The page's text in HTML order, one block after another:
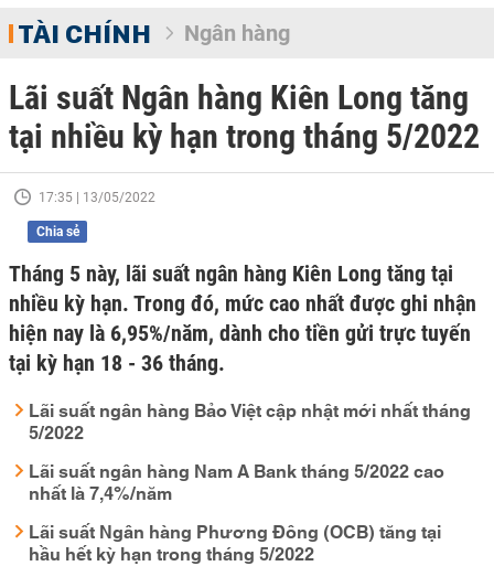
TÀI CHÍNH Ngân hàng
Lãi suất Ngân hàng Kiên Long tăng
tại nhiều kỳ hạn trong tháng 5/2022
17:35 | 13/05/2022
Chia sẻ
Tháng 5 này, lãi suất ngân hàng Kiên Long tăng tại
nhiều kỳ hạn. Trong đó, mức cao nhất được ghi nhận
hiện nay là 6,95%/năm, dành cho tiền gửi trực tuyến
tại kỳ hạn 18 - 36 tháng.
Lãi suất ngân hàng Bảo Việt cập nhật mới nhất tháng
5/2022
Lãi suất ngân hàng Nam A Bank tháng 5/2022 cao
nhất là 7,4%/năm
Lãi suất Ngân hàng Phương Đông (OCB) tăng tại
hầu hết kỳ hạn trong tháng 5/2022